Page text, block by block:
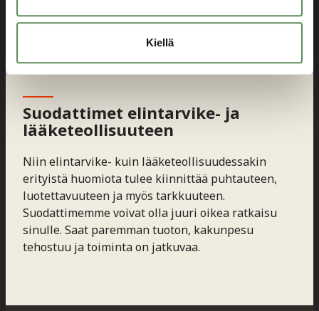
Kiellä
liittyvästä dokumentaatiosta.
Suodattimet elintarvike- ja
lääketeollisuuteen
Niin elintarvike- kuin lääketeollisuudessakin
erityistä huomiota tulee kiinnittää puhtauteen,
luotettavuuteen ja myös tarkkuuteen.
Suodattimemme voivat olla juuri oikea ratkaisu
sinulle. Saat paremman tuoton, kakunpesu
tehostuu ja toiminta on jatkuvaa.